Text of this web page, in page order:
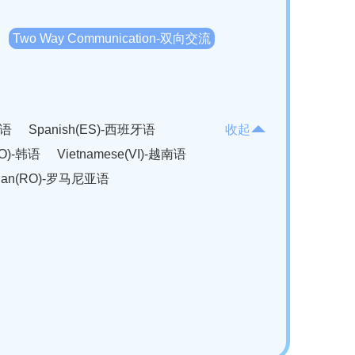
Two Way Communication-双向交流
Spanish(ES)-西班牙语
韩语
Vietnamese(VI)-越南语
罗马尼亚语
收起